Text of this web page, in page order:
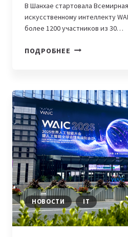
В Шанхае стартовала
искусственному интеллекту
более 1200 участников из 30…
ПОДРОБНЕЕ ЛАУРЕАТЫ
ПРЕМИЙ
ПРИНЯЛИ
УЧАСТИЕ
ВО
ВСЕМИРНОЙ
КОНФЕРЕНЦИИ
ПО
ИИ
В
ШАНХАЕ
НОВОСТИ IT